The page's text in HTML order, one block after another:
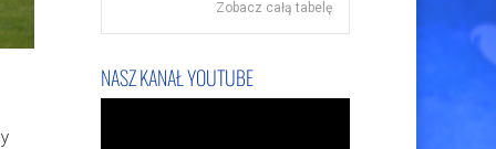
Zobacz całą tabelę
NASZ KANAŁ YOUTUBE